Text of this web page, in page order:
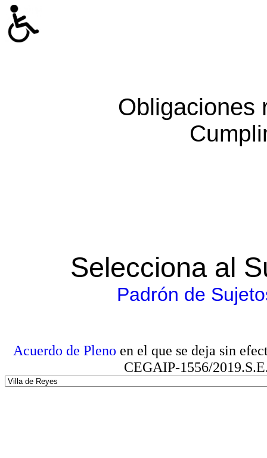
Obligaciones
Selecciona al
Padrón de
Acuerdo de Pleno en el que se deja sin
CEGAIP-1556/